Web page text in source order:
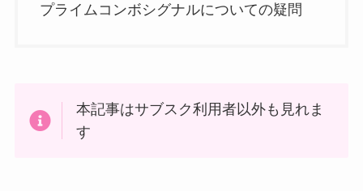
プライムコンボシグナルについての疑問
本記事はサブスク利用者以外も見れま
す